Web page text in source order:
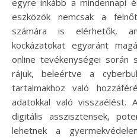
egyre inkább a mindennapi
eszközök nemcsak a
számára is elérhetők,
kockázatokat egyaránt
online tevékenységei során
rájuk, beleértve a
tartalmakhoz való
adatokkal való visszaélést.
digitális asszisztensek,
lehetnek a